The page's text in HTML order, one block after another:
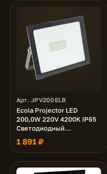
Арт. JPV200ELB
Ecola Projector LED
200,0W 220V 4200K IP65
Светодиодный
Прожектор тонкий
Черный 310x220x30
1 891 ₽